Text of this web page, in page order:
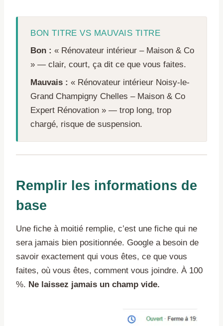
BON TITRE VS MAUVAIS TITRE
Bon : « Rénovateur intérieur – Maison & Co
» — clair, court, ça dit ce que vous faites.
Mauvais : « Rénovateur intérieur Noisy-le-
Grand Champigny Chelles – Maison & Co
Expert Rénovation » — trop long, trop
chargé, risque de suspension.
Remplir les informations de
base
Une fiche à moitié remplie, c’est une fiche qui ne
sera jamais bien positionnée. Google a besoin de
savoir exactement qui vous êtes, ce que vous
faites, où vous êtes, comment vous joindre. À 100
%. Ne laissez jamais un champ vide.